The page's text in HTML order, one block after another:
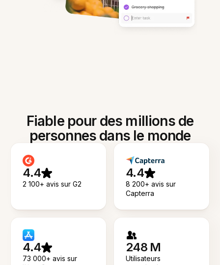
Fiable pour des millions de
personnes dans le monde
4.4
2 100+ avis sur G2
4.4
8 200+ avis sur
Capterra
4.4
73 000+ avis sur
248 M
Utilisateurs